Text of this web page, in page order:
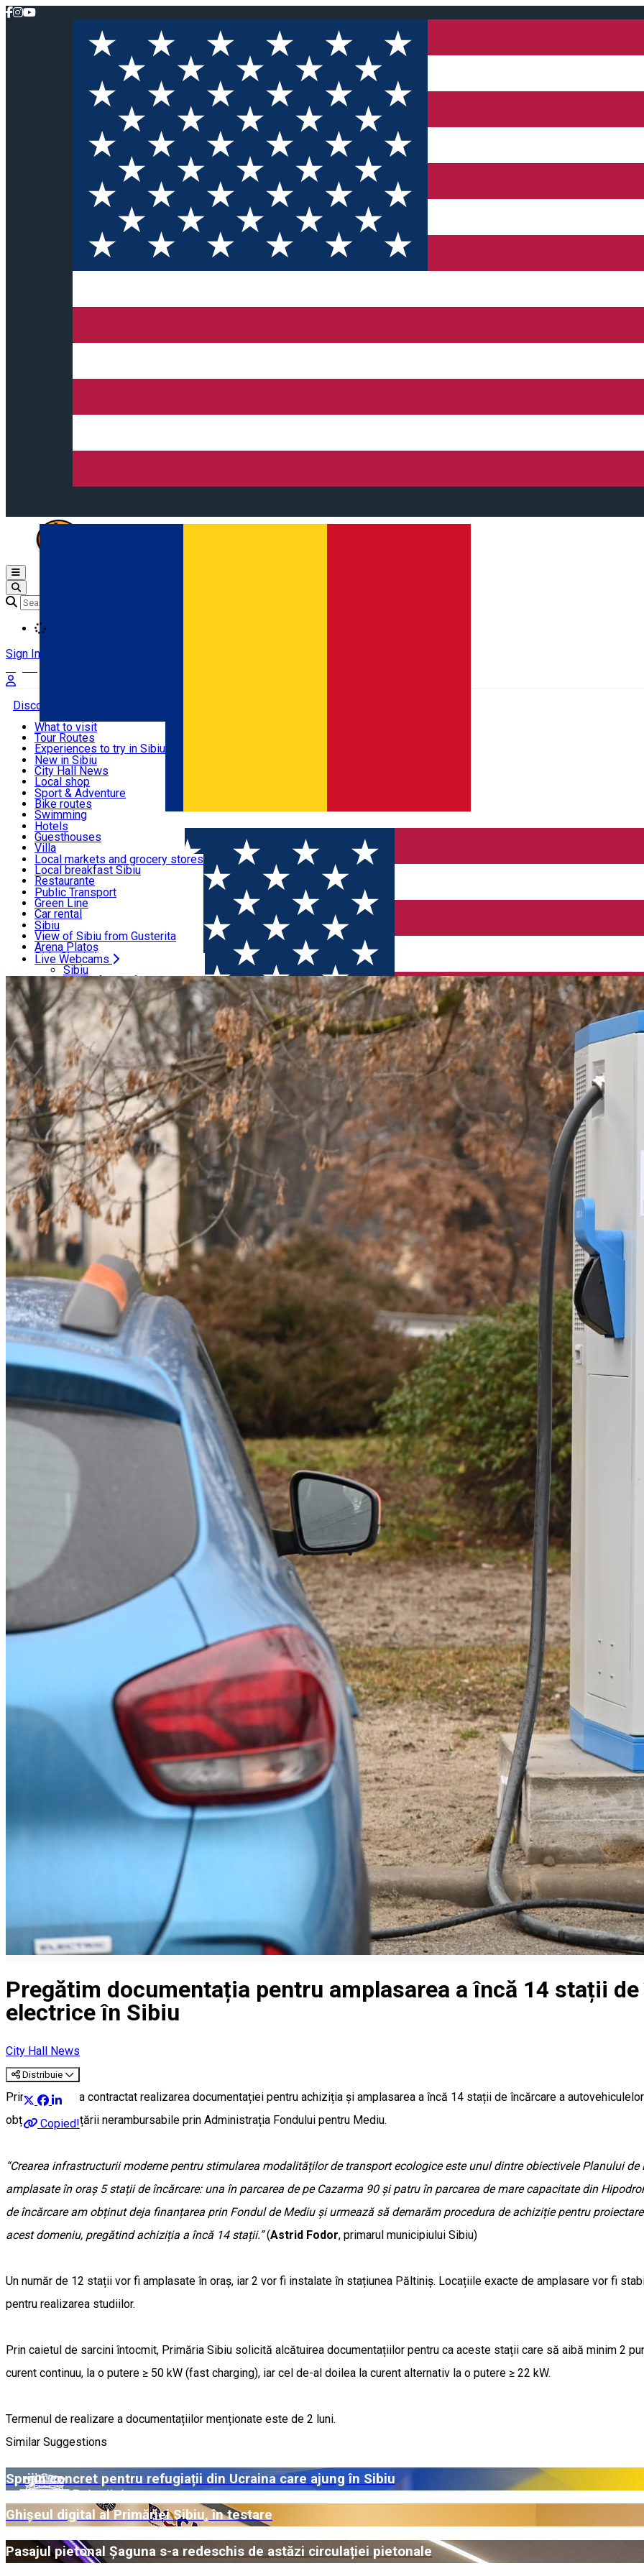
Română
English
Deutsch
Open main menu
Sign In
Discover
Useful info
Activities & Adventure
Accommodation
Food, Drinks & Nightlife
Transport & Parking
Live Webcams
What to visit
Tour Routes
Experiences to try in Sibiu
Podcast
Culture
Museums
Churches
Parks, Zoo
County of Sibiu
New in Sibiu
City Hall News
Local shop
Sibiu artisans
Sibiul Verde
Public services
Education
How do I get to Sibiu
Tourist Info
Tour Guides
Guided tours
Publicații locale
Beauty salons
Sport & Adventure
Bike routes
Swimming
Riding
Indoor activities
Loc de joacă indoor
Loc de joacă outdoor
Ski
Ice skating
Yoga
Hotels
Guesthouses
Villa
Hostels
Motel
Camping
Renting rooms
Rooms for rent
Accommodation outside Sibiu
Local markets and grocery stores
Local breakfast Sibiu
Restaurante
Pizza
Fast Food
Coffee
Sweets
Pub, Bar
Night clubs
Bakeries
Public Transport
Green Line
Car rental
Rent a bike
Scooter rentals
Taxi
Ride Sharing
Parking tickets
Parking places
Electric vehicle charging points
Sibiu
View of Sibiu from Gusterita
Arena Platoș
Live Webcams
Sibiu
View of Sibiu from Gusterita
Arena Platoș
Home City Hall News Pregătim documentația pentru amplasarea a încă 14 stații de încărcare a autovehiculelor electrice
Pregătim documentația pentru amplasarea a încă 14 stații
electrice în Sibiu
City Hall News
Distribuie
Copied!
Primăria Sibiu a contractat realizarea documentației pentru achiziția și amplasarea a încă 14 stații de încărcare a
obținerea finanțării nerambursabile prin Administrația Fondului pentru Mediu.
“Crearea infrastructurii moderne pentru stimularea modalităților de transport ecologice este unul dintre obiectivele Planului
amplasate în oraș 5 stații de încărcare: una în parcarea de pe Cazarma 90 și patru în parcarea de mare capacitate din
de încărcare am obținut deja finanțarea prin Fondul de Mediu și urmează să demarăm procedura de achiziție pentru
acest domeniu, pregătind achiziția a încă 14 stații.”(Astrid Fodor, primarul municipiului Sibiu)
Un număr de 12 stații vor fi amplasate în oraș, iar 2 vor fi instalate în stațiunea Păltiniș. Locațiile exacte de amplasare vor fi
pentru realizarea studiilor.
Prin caietul de sarcini întocmit, Primăria Sibiu solicită alcătuirea documentațiilor pentru ca aceste stații care să aibă minim 2
curent continuu, la o putere ≥ 50 kW (fast charging), iar cel de-al doilea la curent alternativ la o putere ≥ 22 kW.
Termenul de realizare a documentațiilor menționate este de 2 luni.
Similar Suggestions
Sprijin concret pentru refugiații din Ucraina care ajung în Sibiu
Ghișeul digital al Primăriei Sibiu, în testare
Pasajul pietonal Șaguna s-a redeschis de astăzi circulației pietonale